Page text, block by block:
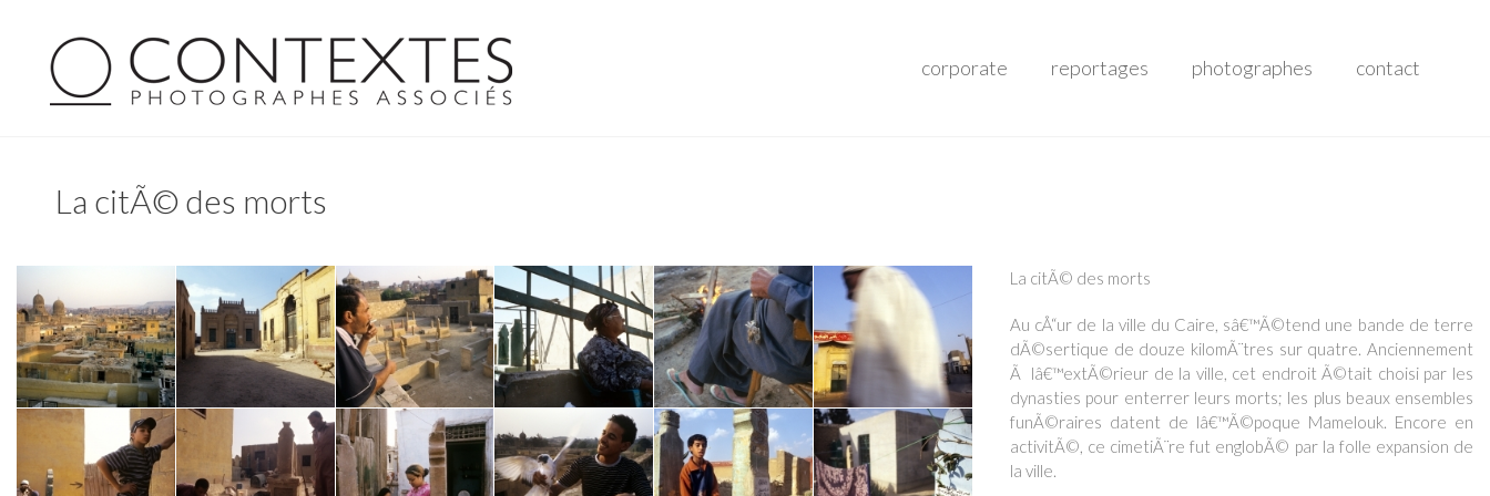
corporate reportages photographes contact
La citÃ© des morts
La citÃ© des morts
Au cÅ“ur de la ville du Caire, sâ€™Ã©tend une bande de terre
dÃ©sertique de douze kilomÃ¨tres sur quatre. Anciennement
Ã lâ€™extÃ©rieur de la ville, cet endroit Ã©tait choisi par les
dynasties pour enterrer leurs morts; les plus beaux ensembles
funÃ©raires datent de lâ€™Ã©poque Mamelouk. Encore en
activitÃ©, ce cimetiÃ¨re fut englobÃ© par la folle expansion de
la ville.